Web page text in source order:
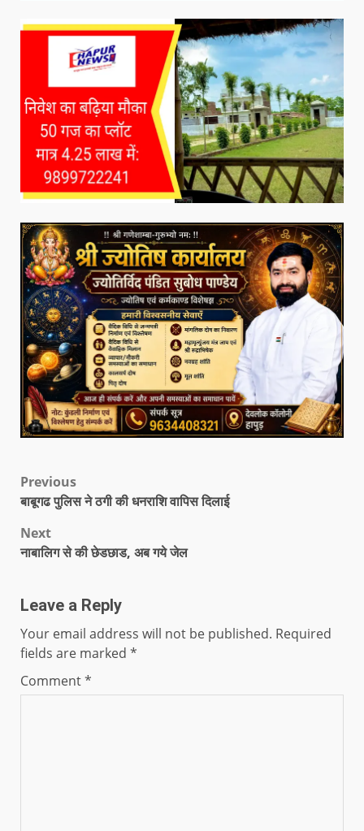
Previous
बाबूगढ पुलिस ने ठगी की धनराशि वापिस दिलाई
Next
नाबालिग से की छेडछाड, अब गये जेल
Leave a Reply
Your email address will not be published. Required
fields are marked *
Comment*